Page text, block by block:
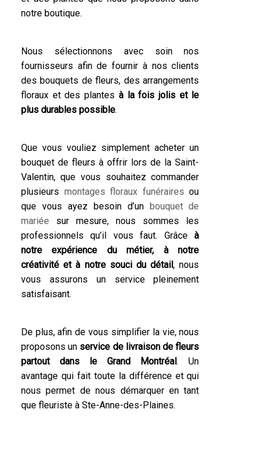
notre boutique.
Nous sélectionnons avec soin nos
fournisseurs afin de fournir à nos clients
des bouquets de fleurs, des arrangements
floraux et des plantes à la fois jolis et le
plus durables possible.
Que vous vouliez simplement acheter un
bouquet de fleurs à offrir lors de la Saint-
Valentin, que vous souhaitez commander
plusieurs montages floraux funéraires ou
que vous ayez besoin d’un bouquet de
mariée sur mesure, nous sommes les
professionnels qu’il vous faut. Grâceà
notre expérience du métier, à notre
créativité et à notre souci du détail, nous
vous assurons un service pleinement
satisfaisant.
De plus, afin de vous simplifier la vie, nous
proposons un service de livraison de fleurs
partout dans le Grand Montréal. Un
avantage qui fait toute la différence et qui
nous permet de nous démarquer en tant
que fleuriste à Ste-Anne-des-Plaines.